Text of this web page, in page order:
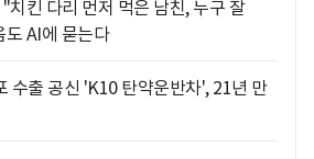
치킨 다리 먼저 먹은 남친, 누구 잘
AI에 묻는다
수출 공신 'K10 탄약운반차', 21년 만